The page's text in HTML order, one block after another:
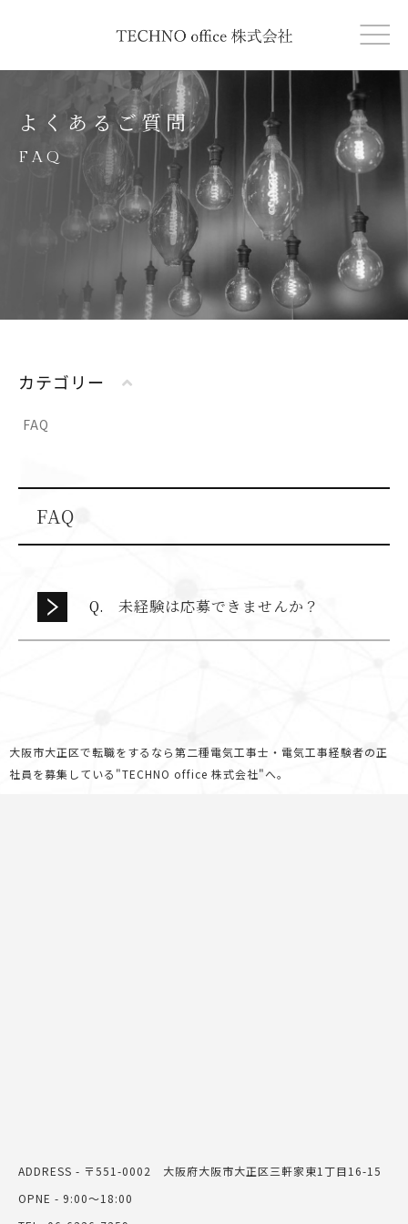
よくあるご質問
FAQ
カテゴリー
FAQ
FAQ
未経験は応募できませんか？
大阪市大正区で転職をするなら第二種電気工事士・電気工事経験者の正
社員を募集している"TECHNO office 株式会社"へ。
ADDRESS - 〒551-0002 大阪府大阪市大正区三軒家東1丁目16-15
OPNE - 9:00～18:00